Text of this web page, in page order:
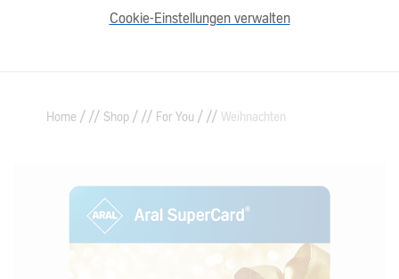
Cookie-Einstellungen verwalten
Home / Shop / For You / Weihnachten